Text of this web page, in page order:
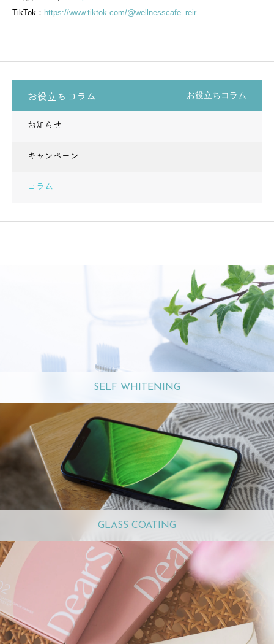
TikTok： https://www.tiktok.com/@wellnesscafe_reir
お役立ちコラム お役立ちコラム
お知らせ
キャンペーン
コラム
SELF WHITENING
GLASS COATING